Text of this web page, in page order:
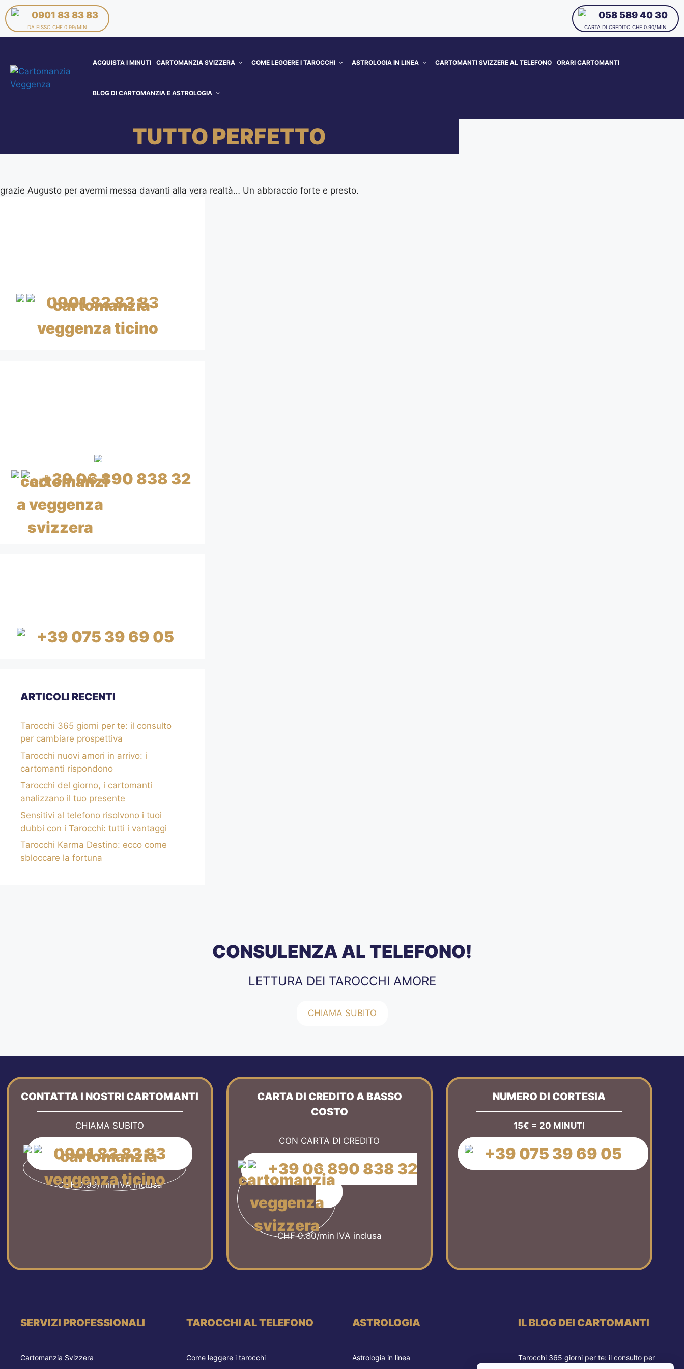
058 589 40 30
CARTA DI CREDITO CHF 0.90/MIN
0901 83 83 83
DA FISSO CHF 0.99/MIN
ACQUISTA I MINUTI CARTOMANZIA SVIZZERA COME LEGGERE I TAROCCHI ASTROLOGIA IN LINEA CARTOMANTI SVIZZERE AL TELEFONO ORARI CARTOMANTI
BLOG DI CARTOMANZIA E ASTROLOGIA
TUTTO PERFETTO
grazie Augusto per avermi messa davanti alla vera realtà… Un abbraccio forte e presto.
0901 83 83 83
CHF 0.99/min IVA inclusa
+39 06 890 838 32
CHF 0.80/min IVA inclusa
+39 075 39 69 05
ARTICOLI RECENTI
Tarocchi 365 giorni per te: il consulto
per cambiare prospettiva
Tarocchi nuovi amori in arrivo: i
cartomanti rispondono
Tarocchi del giorno, i cartomanti
analizzano il tuo presente
Sensitivi al telefono risolvono i tuoi
dubbi con i Tarocchi: tutti i vantaggi
Tarocchi Karma Destino: ecco come
sbloccare la fortuna
CONSULENZA AL TELEFONO!
LETTURA DEI TAROCCHI AMORE
CHIAMA SUBITO
CONTATTA I NOSTRI CARTOMANTI
CHIAMA SUBITO
0901 83 83 83
CHF 0.99/min IVA inclusa
CARTA DI CREDITO A BASSO
COSTO
CON CARTA DI CREDITO
+39 06 890 838 32
CHF 0.80/min IVA inclusa
NUMERO DI CORTESIA
15€ = 20 MINUTI
+39 075 39 69 05
SERVIZI PROFESSIONALI
Cartomanzia Svizzera
TAROCCHI AL TELEFONO
Come leggere i tarocchi
ASTROLOGIA
Astrologia in linea
IL BLOG DEI CARTOMANTI
Tarocchi 365 giorni per te: il consulto per